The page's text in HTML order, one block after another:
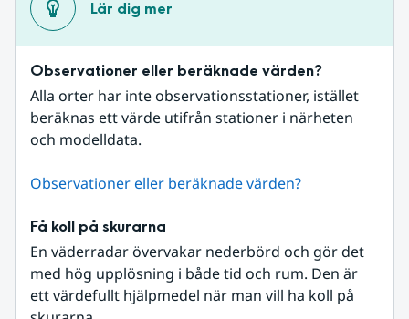
Lär dig mer
Observationer eller beräknade värden?
Alla orter har inte observationsstationer, istället
beräknas ett värde utifrån stationer i närheten
och modelldata.
Observationer eller beräknade värden?
Få koll på skurarna
En väderradar övervakar nederbörd och gör det
med hög upplösning i både tid och rum. Den är
ett värdefullt hjälpmedel när man vill ha koll på